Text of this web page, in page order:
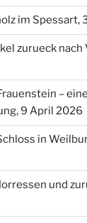
im Spessart,
zurueck nach
– eine
9 April 2026
in
und